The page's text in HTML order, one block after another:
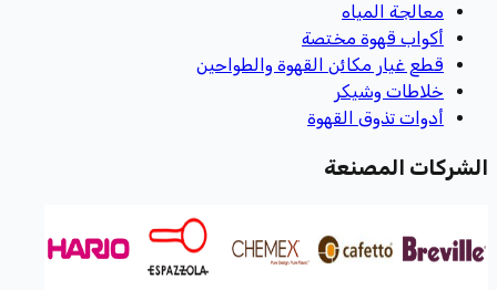
معالجة المياه
أكواب قهوة مختصة
قطع غيار مكائن القهوة والطواحين
خلاطات وشيكر
أدوات تذوق القهوة
الشركات المصنعة